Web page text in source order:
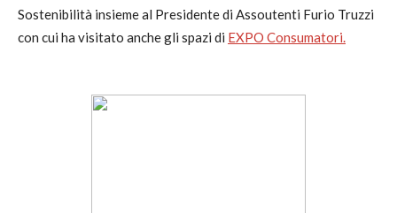
Sostenibilità insieme al Presidente di Assoutenti Furio Truzzi
con cui ha visitato anche gli spazi di EXPO Consumatori.